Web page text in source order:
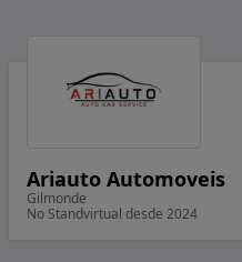
Ariauto Automoveis
Gilmonde
No Standvirtual desde 2024